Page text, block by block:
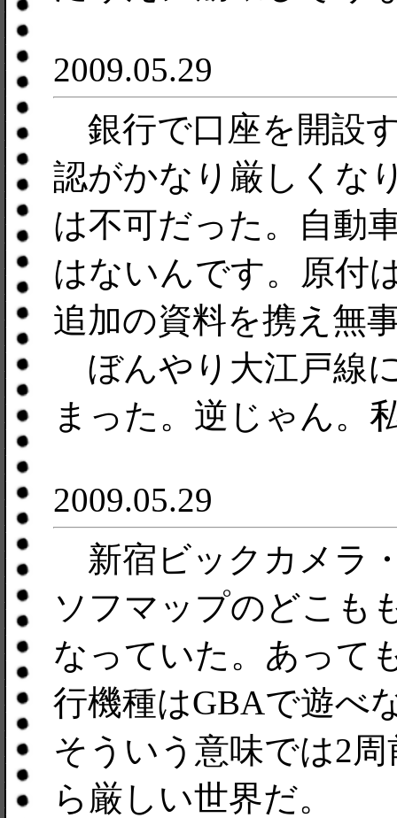
2009.05.29
銀行で口座を開設
認がかなり厳しくな
は不可だった。自動
はないんです。原付
追加の資料を携え無
ぼんやり大江戸線
まった。逆じゃん。
2009.05.29
新宿ビックカメラ
ソフマップのどこも
なっていた。あって
行機種はGBAで遊べ
そういう意味では2
ら厳しい世界だ。